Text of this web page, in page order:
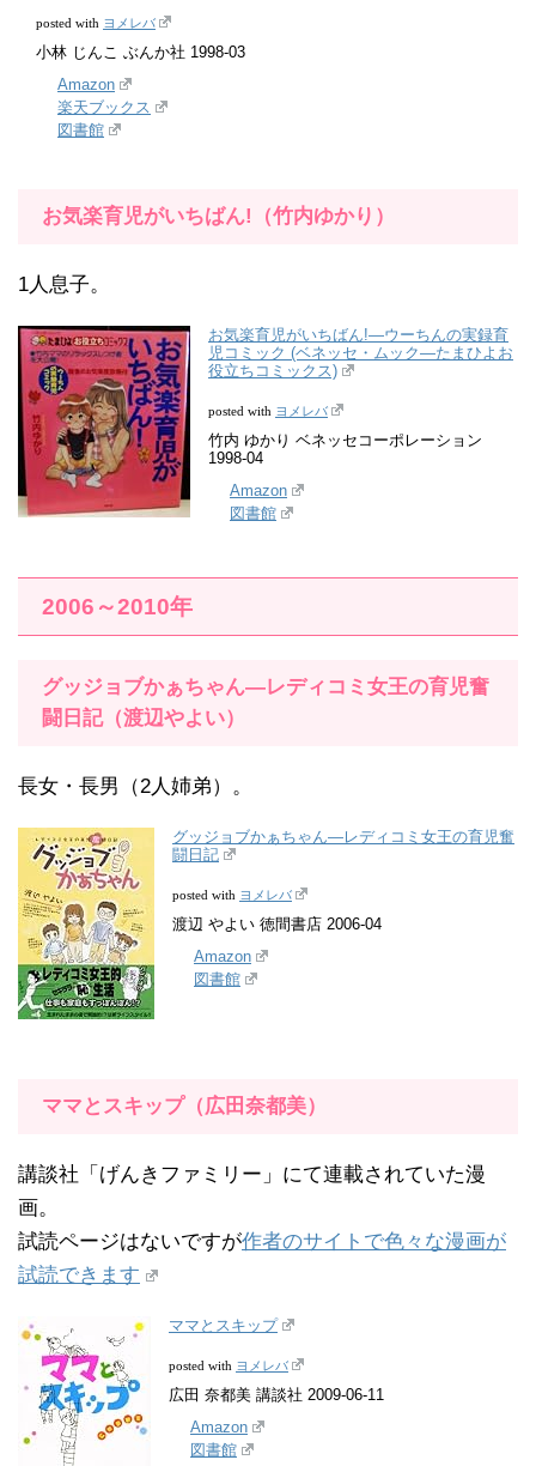
posted with ヨメレバ
小林 じんこ ぶんか社 1998-03
Amazon
楽天ブックス
図書館
お気楽育児がいちばん!（竹内ゆかり）
1人息子。
お気楽育児がいちばん!―ウーちんの実録育
児コミック (ベネッセ・ムック―たまひよお
役立ちコミックス)
posted with ヨメレバ
竹内 ゆかり ベネッセコーポレーション
1998-04
Amazon
図書館
2006～2010年
グッジョブかぁちゃん―レディコミ女王の育児奮
闘日記（渡辺やよい）
長女・長男（2人姉弟）。
グッジョブかぁちゃん―レディコミ女王の育児奮
闘日記
posted with ヨメレバ
渡辺 やよい 徳間書店 2006-04
Amazon
図書館
ママとスキップ（広田奈都美）
講談社「げんきファミリー」にて連載されていた漫
画。
試読ページはないですが作者のサイトで色々な漫画が
試読できます
ママとスキップ
posted with ヨメレバ
広田 奈都美 講談社 2009-06-11
Amazon
図書館